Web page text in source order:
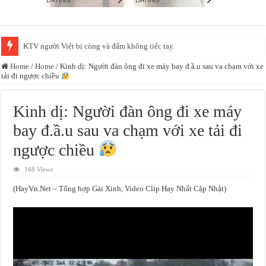
KTV người Việt bị còng và đấm không tiếc tay.
Home / Home / Kinh dị: Người đàn ông đi xe máy bay đ.ầ.u sau va chạm với xe
tải đi ngược chiều
Kinh dị: Người đàn ông đi xe máy
bay đ.ầ.u sau va chạm với xe tải đi
ngược chiều
168 Views
(HayVn.Net – Tổng hợp Gái Xinh, Video Clip Hay Nhất Cập Nhật)